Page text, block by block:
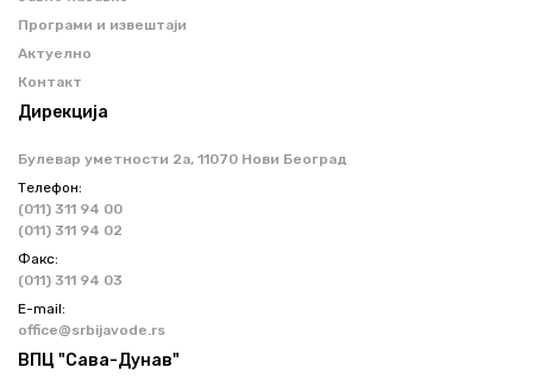
Програми и извештаји
Актуелно
Контакт
Дирекција
Булевар уметности 2a, 11070 Нови Београд
Телефон:
(011) 311 94 00
(011) 311 94 02
Факс:
(011) 311 94 03
Е-mail:
office@srbijavode.rs
ВПЦ "Сава-Дунав"